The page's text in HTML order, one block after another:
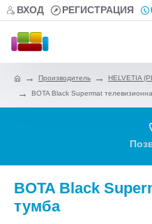
ВХОД РЕГИСТРАЦИЯ
Производитель
HELVETIA
BOTA Black Supermat
BOTA Black
тумба